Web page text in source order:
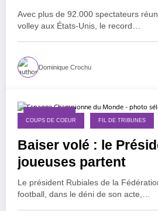
Avec plus de 92.000 spectateurs
volley aux États-Unis, le record…
Dominique Crochu
COUPS DE COEUR FIL DE TRIBUNES
Baiser volé : le
joueuses partent
Le président Rubiales de la
football, dans le déni de son acte,…